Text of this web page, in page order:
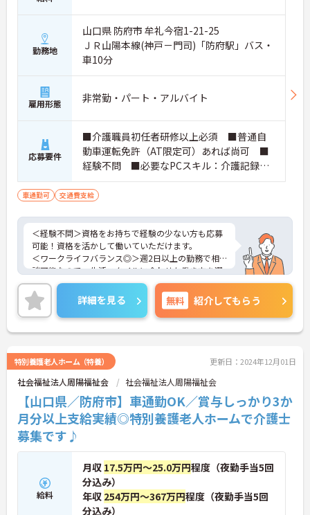
勤務地
山口県 防府市 牟礼今宿1-21-25
ＪＲ山陽本線(神戸－門司)「防府駅」バス・
車10分
雇用形態 非常勤・パート・アルバイト
応募要件
■介護職員初任者研修以上必須 ■普通自
動車運転免許（AT限定可）あれば尚可 ■
経験不問 ■必要なPCスキル：介護記録の
スマホ、タブレットでの入力 ■土日祝、
日勤の勤務ができる方
車通勤可 交通費支給
＜経験不問＞資格をお持ちで経験の少ない方も応募
可能！資格を活かして働いていただけます。
＜ワークライフバランス◎＞週2日以上の勤務で相
談可能なので、生活スタイルに合わせた働き方を選
択いただけます。
＜マイカー通勤OK＞駐車場も完備！毎日の通勤にも
便利です。
ご興味のある方には、面接対策ポイント等、さらに
詳細をお話ししますのでお気軽にご相談ください！
詳細を見る 無料 紹介してもらう
特別養護老人ホーム（特養） 更新日：2024年12月01日
社会福祉法人周陽福祉会 社会福祉法人周陽福祉会
【山口県／防府市】車通勤OK／賞与しっかり3か
月分以上支給実績◎特別養護老人ホームで介護士
募集です♪
給料
月収 17.5万円～25.0万円程度（夜勤手当5回
分込み）
年収 254万円～367万円程度（夜勤手当5回
分込み）